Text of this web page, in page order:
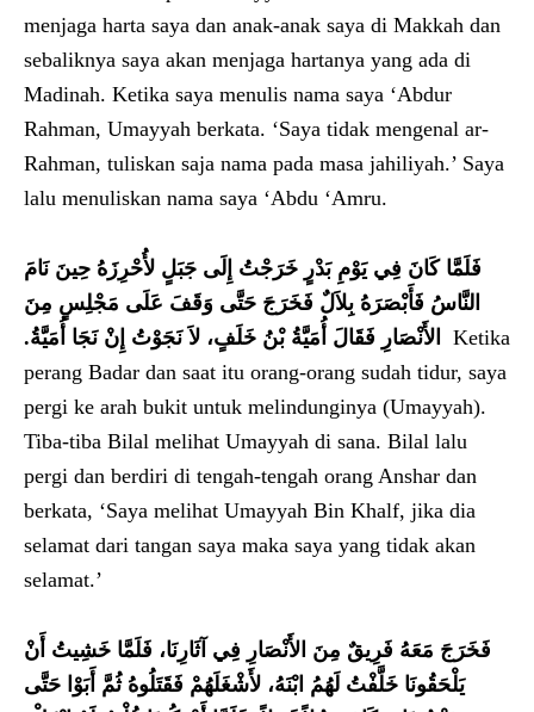
menjaga harta saya dan anak-anak saya di Makkah dan
sebaliknya saya akan menjaga hartanya yang ada di
Madinah. Ketika saya menulis nama saya ‘Abdur
Rahman, Umayyah berkata. ‘Saya tidak mengenal ar-
Rahman, tuliskan saja nama pada masa jahiliyah.’ Saya
lalu menuliskan nama saya ‘Abdu ‘Amru.
فَلَمَّا كَانَ فِي يَوْمِ بَدْرٍ خَرَجْتُ إِلَى جَبَلٍ لأُحْرِزَهُ حِينَ نَامَ
النَّاسُ فَأَبْصَرَهُ بِلاَلٌ فَخَرَجَ حَتَّى وَقَفَ عَلَى مَجْلِسٍ مِنَ
Ketika
perang Badar dan saat itu orang-orang sudah tidur, saya
pergi ke arah bukit untuk melindunginya (Umayyah).
Tiba-tiba Bilal melihat Umayyah di sana. Bilal lalu
pergi dan berdiri di tengah-tengah orang Anshar dan
berkata, ‘Saya melihat Umayyah Bin Khalf, jika dia
selamat dari tangan saya maka saya yang tidak akan
selamat.’
فَخَرَجَ مَعَهُ فَرِيقٌ مِنَ الأَنْصَارِ فِي آثَارِنَا، فَلَمَّا خَشِيتُ أَنْ
يَلْحَقُونَا خَلَّفْتُ لَهُمُ ابْنَهُ، لأَشْغَلَهُمْ فَقَتَلُوهُ ثُمَّ أَبَوْا حَتَّى